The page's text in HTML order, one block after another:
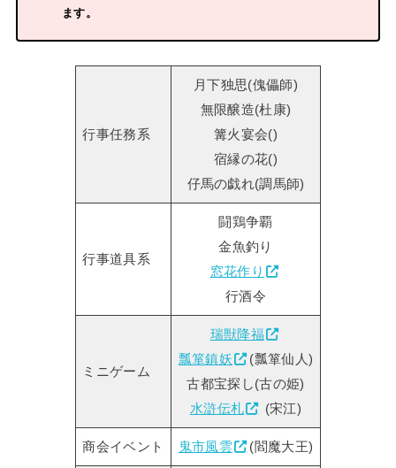
ます。
行事任務系
月下独思(傀儡師)
無限醸造(杜康)
篝火宴会()
宿縁の花()
仔馬の戯れ(調馬師)
行事道具系
闘鶏争覇
金魚釣り
窓花作り
行酒令
ミニゲーム
瑞獣降福
瓢箪鎮妖
(瓢箪仙人)
古都宝探し(古の姫)
水滸伝札
(宋江)
商会イベント 鬼市風雲 (閻魔大王)